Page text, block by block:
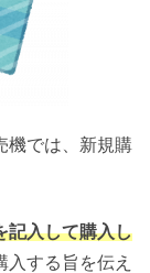
機では、新規購
記入して購入し
入する旨を伝え